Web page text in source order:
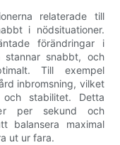
relaterade till
i nödsituationer.
förändringar i
stannar snabbt, och
Till exempel
inbromsning, vilket
stabilitet. Detta
per sekund och
balansera maximal
ut ur fara.